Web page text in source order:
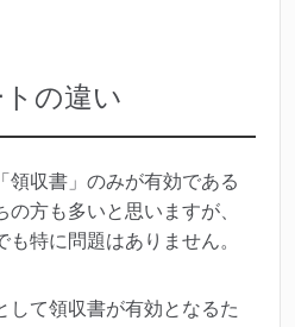
の違い
領収書」のみが有効である
方も多いと思いますが、
特に問題はありません。
して領収書が有効となるた